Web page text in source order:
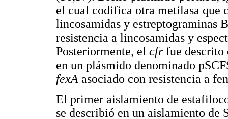
el cual codifica otra metilasa que
lincosamidas y estreptograminas
resistencia a lincosamidas y
Posteriormente, el cfrfue descrito
en un plásmido denominado
fexA asociado con resistencia a
El primer aislamiento de
se describió en un aislamiento de